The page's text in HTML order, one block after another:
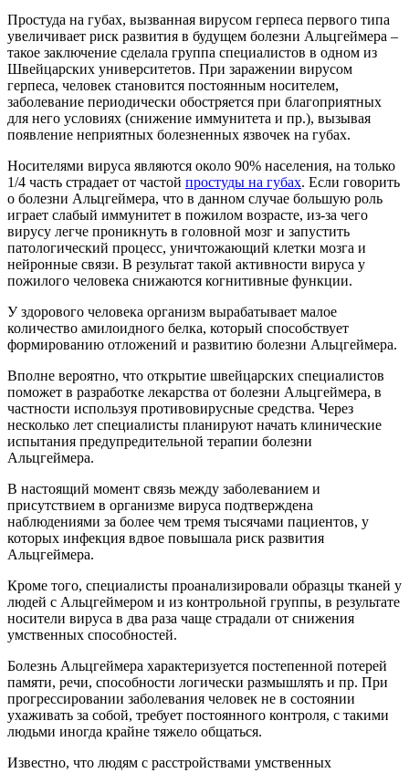
Простуда на губах, вызванная вирусом герпеса первого типа
увеличивает риск развития в будущем болезни Альцгеймера –
такое заключение сделала группа специалистов в одном из
Швейцарских университетов. При заражении вирусом
герпеса, человек становится постоянным носителем,
заболевание периодически обостряется при благоприятных
для него условиях (снижение иммунитета и пр.), вызывая
появление неприятных болезненных язвочек на губах.
Носителями вируса являются около 90% населения, на только
1/4 часть страдает от частой простуды на губах. Если говорить
о болезни Альцгеймера, что в данном случае большую роль
играет слабый иммунитет в пожилом возрасте, из-за чего
вирусу легче проникнуть в головной мозг и запустить
патологический процесс, уничтожающий клетки мозга и
нейронные связи. В результат такой активности вируса у
пожилого человека снижаются когнитивные функции.
У здорового человека организм вырабатывает малое
количество амилоидного белка, который способствует
формированию отложений и развитию болезни Альцгеймера.
Вполне вероятно, что открытие швейцарских специалистов
поможет в разработке лекарства от болезни Альцгеймера, в
частности используя противовирусные средства. Через
несколько лет специалисты планируют начать клинические
испытания предупредительной терапии болезни
Альцгеймера.
В настоящий момент связь между заболеванием и
присутствием в организме вируса подтверждена
наблюдениями за более чем тремя тысячами пациентов, у
которых инфекция вдвое повышала риск развития
Альцгеймера.
Кроме того, специалисты проанализировали образцы тканей у
людей с Альцгеймером и из контрольной группы, в результате
носители вируса в два раза чаще страдали от снижения
умственных способностей.
Болезнь Альцгеймера характеризуется постепенной потерей
памяти, речи, способности логически размышлять и пр. При
прогрессировании заболевания человек не в состоянии
ухаживать за собой, требует постоянного контроля, с такими
людьми иногда крайне тяжело общаться.
Известно, что людям с расстройствами умственных